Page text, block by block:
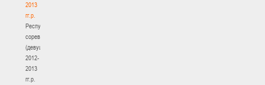
2013
гг.р.
Республиканские
соревнования
(девушки)
2012-
2013
гг.р.